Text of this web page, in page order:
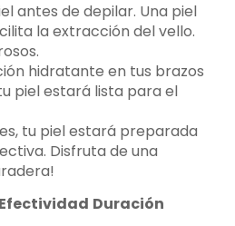
antes de depilar. Una piel
la extracción del vello.
hidratante en tus brazos
piel estará lista para el
tu piel estará preparada
Disfruta de una
Efectividad Duración